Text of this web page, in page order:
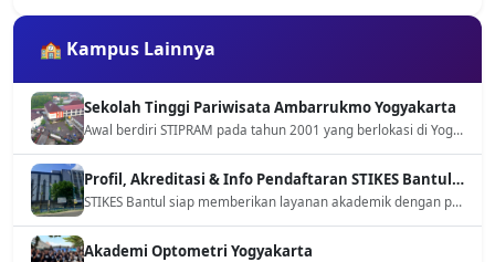
🏫 Kampus Lainnya
Sekolah Tinggi Pariwisata Ambarrukmo Yogyakarta
Awal berdiri STIPRAM pada tahun 2001 yang berlokasi di Yogyakarta. STIPRAM berfokus pada bidang pariwisata khususnya unutk bidang perhotelan dan pariwisata global.
Profil, Akreditasi & Info Pendaftaran STIKES Bantul 2026
STIKES Bantul siap memberikan layanan akademik dengan profesional dan menciptakan lulusan yang unggul pada bidang kesehatan.
Akademi Optometri Yogyakarta